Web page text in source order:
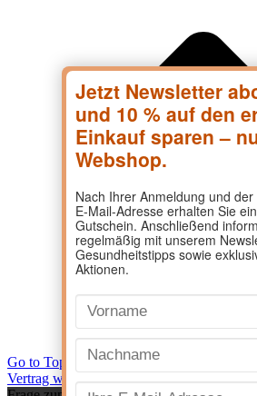
Go to Top
Vertrag widerrufen